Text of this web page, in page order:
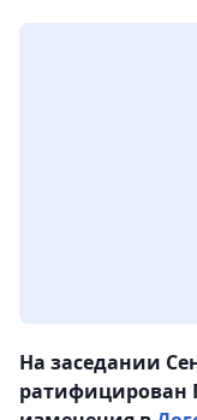
На заседании
ратифицирован